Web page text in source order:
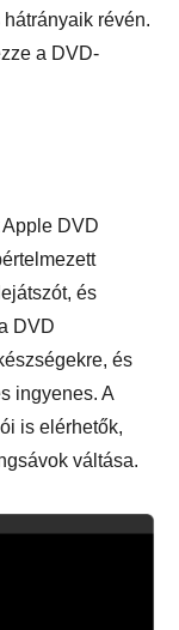
révén.
a DVD-
DVD
és
DVD
és
ingyenes. A
is elérhetők,
váltása.